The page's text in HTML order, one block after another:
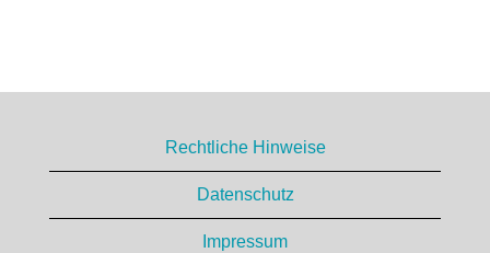
Rechtliche Hinweise
Datenschutz
Impressum